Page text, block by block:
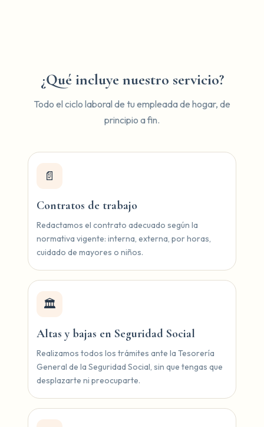
¿Qué incluye nuestro servicio?
Todo el ciclo laboral de tu empleada de hogar, de
principio a fin.
📄
Contratos de trabajo
Redactamos el contrato adecuado según la
normativa vigente: interna, externa, por horas,
cuidado de mayores o niños.
🏛️
Altas y bajas en Seguridad Social
Realizamos todos los trámites ante la Tesorería
General de la Seguridad Social, sin que tengas que
desplazarte ni preocuparte.